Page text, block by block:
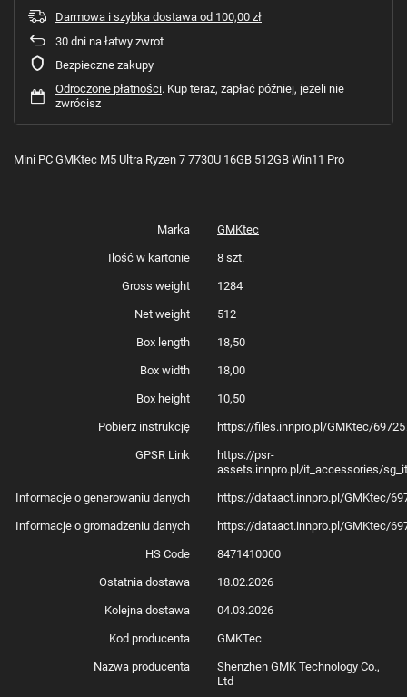
Darmowa i szybka dostawa od 100,00 zł
30 dni na łatwy zwrot
Bezpieczne zakupy
Odroczone płatności. Kup teraz, zapłać później, jeżeli nie
zwrócisz
Mini PC GMKtec M5 Ultra Ryzen 7 7730U 16GB 512GB Win11 Pro
Marka GMKtec
Ilość w kartonie 8 szt.
Gross weight 1284
Net weight 512
Box length 18,50
Box width 18,00
Box height 10,50
Pobierz instrukcję https://files.innpro.pl/GMKtec/
GPSR Link
https://psr-
assets.innpro.pl/it_accessories/
Informacje o generowaniu danych https://dataact.innpro.pl/GMKtec/
Informacje o gromadzeniu danych https://dataact.innpro.pl/GMKtec/
HS Code 8471410000
Ostatnia dostawa 18.02.2026
Kolejna dostawa 04.03.2026
Kod producenta GMKTec
Nazwa producenta
Shenzhen GMK Technology Co.,
Ltd